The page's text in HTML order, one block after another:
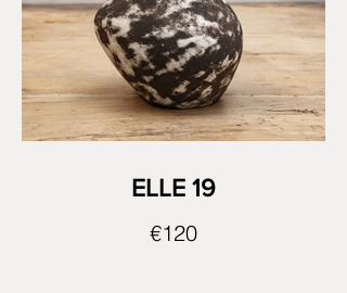
ELLE 19
€120